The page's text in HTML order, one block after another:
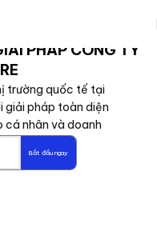
PHÁP CÔNG TY
trường quốc tế tại
giải pháp toàn diện
cá nhân và doanh
Bắt đầu ngay